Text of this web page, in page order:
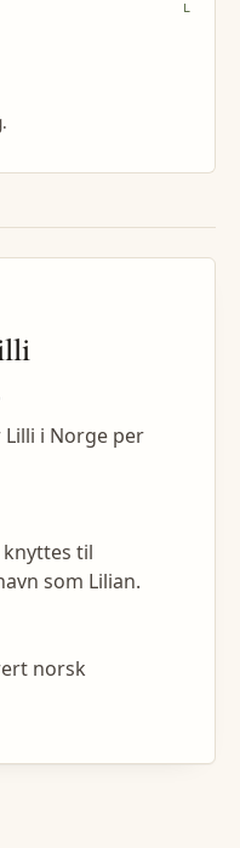
L
i Norge per
knyttes til
som Lilian.
norsk